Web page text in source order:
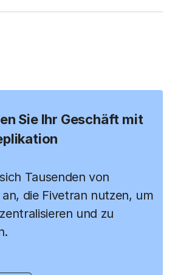
Sie Ihr Geschäft mit
Tausenden von
die Fivetran nutzen, um
und zu